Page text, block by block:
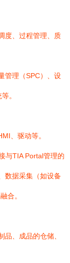
度、过程管理、质
管理（SPC）、设
。
、驱动等。
与TIA Portal管理的
数据采集（如设备
合。
品、成品的仓储、